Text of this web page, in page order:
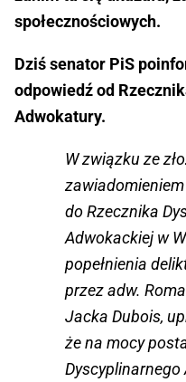
społecznościowych.
Dziś senator PiS
odpowiedź od
Adwokatury.
W związku ze
do Rzecznika
Adwokackiej w
popełnienia
przez adw.
Jacka Dubois,
że na mocy